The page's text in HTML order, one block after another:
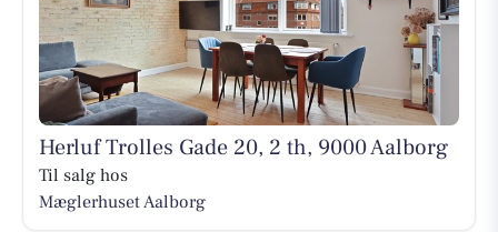
Herluf Trolles Gade 20, 2 th, 9000 Aalborg
Til salg hos
Mæglerhuset Aalborg